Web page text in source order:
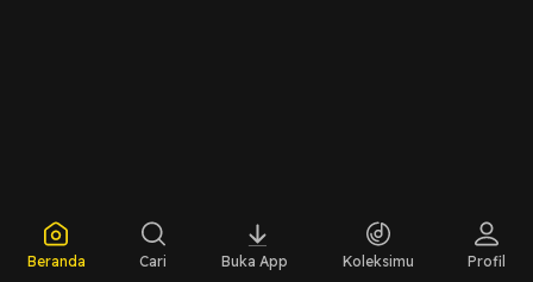
Beranda Cari Buka App Koleksimu Profil